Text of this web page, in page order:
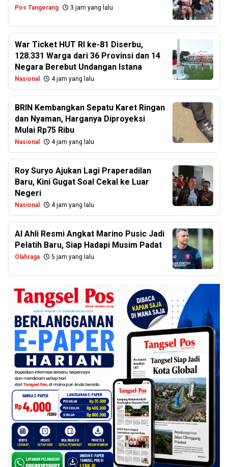
Pos Tangerang 3 jam yang lalu
War Ticket HUT RI ke-81 Diserbu,
128.331 Warga dari 36 Provinsi dan 14
Negara Berebut Undangan Istana
Nasional 4 jam yang lalu
BRIN Kembangkan Sepatu Karet Ringan
dan Nyaman, Harganya Diproyeksi
Mulai Rp75 Ribu
Nasional 4 jam yang lalu
Roy Suryo Ajukan Lagi Praperadilan
Baru, Kini Gugat Soal Cekal ke Luar
Negeri
Nasional 4 jam yang lalu
Al Ahli Resmi Angkat Marino Pusic Jadi
Pelatih Baru, Siap Hadapi Musim Padat
Olahraga 5 jam yang lalu